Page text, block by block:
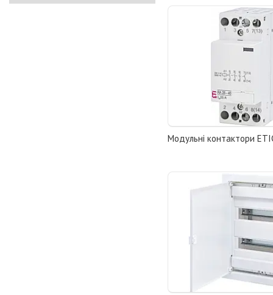
Модульні контактори